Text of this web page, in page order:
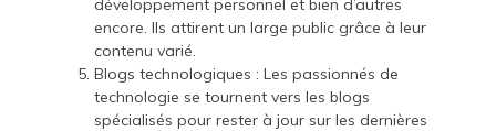
développement personnel et bien d’autres
encore. Ils attirent un large public grâce à leur
contenu varié.
Blogs technologiques : Les passionnés de
technologie se tournent vers les blogs
spécialisés pour rester à jour sur les dernières